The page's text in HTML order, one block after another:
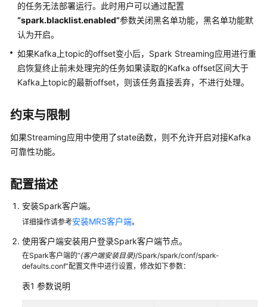
（LTS
版）
使
ClickHouse
用
使
Doris
使
用
Flink
使
Flume
的任务无法部署运行。此时用户可以通过配置
“spark.blacklist.enabled”参数关闭黑名单功能，黑名单功能默
认为开启。
如果Kafka上topic的offset变小后，Spark Streaming应用进行重
启恢复终止前未处理完的任务如果读取的Kafka offset区间大于
Kafka上topic的最新offset，则该任务直接丢弃，不进行处理。
约束与限制
如果Streaming应用中使用了state函数，则不允许开启对接Kafka
可靠性功能。
配置描述
安装Spark客户端。
详细操作请参考安装MRS客户端。
使用客户端安装用户登录Spark客户端节点。
在Spark客户端的“{客户端安装目录}/Spark/spark/conf/spark-
defaults.conf”配置文件中进行设置，修改如下参数：
表1 参数说明